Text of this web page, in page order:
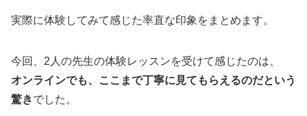
実際に体験してみて感じた率直な印象をまとめます。
今回、2人の先生の体験レッスンを受けて感じたのは、
オンラインでも、ここまで丁寧に見てもらえるのだという
驚きでした。